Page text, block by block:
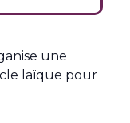
une
laïque pour